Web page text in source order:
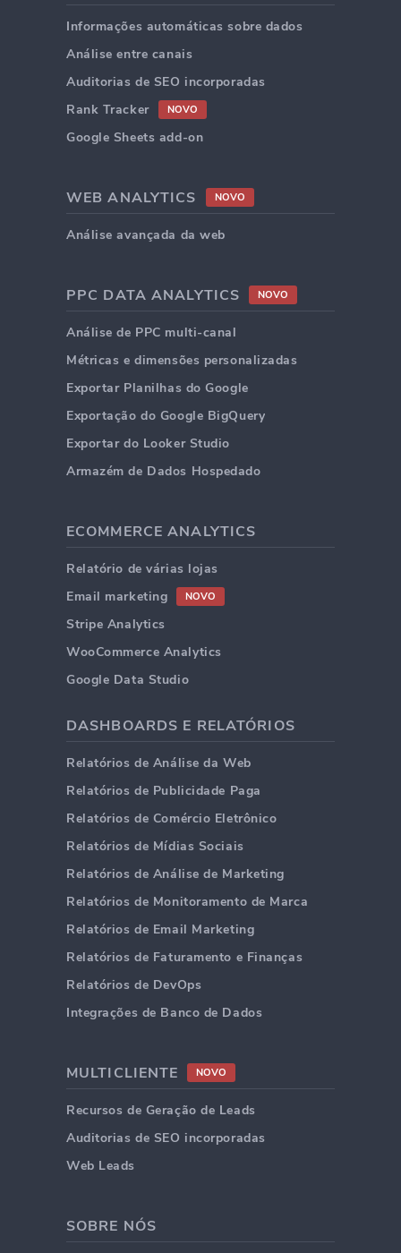
Informações automáticas sobre dados
Análise entre canais
Auditorias de SEO incorporadas
Rank Tracker
NOVO
Google Sheets add-on
WEB ANALYTICS NOVO
Análise avançada da web
PPC DATA ANALYTICS NOVO
Análise de PPC multi-canal
Métricas e dimensões personalizadas
Exportar Planilhas do Google
Exportação do Google BigQuery
Exportar do Looker Studio
Armazém de Dados Hospedado
ECOMMERCE ANALYTICS
Relatório de várias lojas
Email marketing
NOVO
Stripe Analytics
WooCommerce Analytics
Google Data Studio
DASHBOARDS E RELATÓRIOS
Relatórios de Análise da Web
Relatórios de Publicidade Paga
Relatórios de Comércio Eletrônico
Relatórios de Mídias Sociais
Relatórios de Análise de Marketing
Relatórios de Monitoramento de Marca
Relatórios de Email Marketing
Relatórios de Faturamento e Finanças
Relatórios de DevOps
Integrações de Banco de Dados
MULTICLIENTE NOVO
Recursos de Geração de Leads
Auditorias de SEO incorporadas
Web Leads
SOBRE NÓS